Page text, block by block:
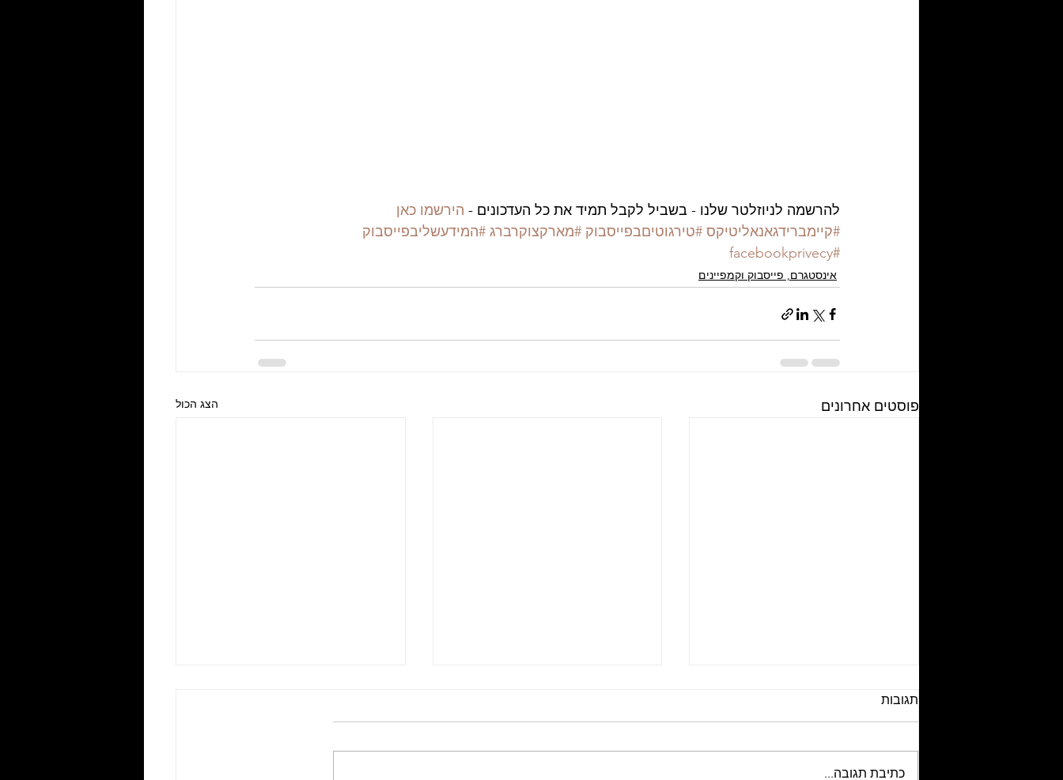
להרשמה לניוזלטר שלנו - בשביל לקבל תמיד את כל העדכונים - הירשמו כאן
#קיימברידגאנאליטיקס #טירגוטיםבפייסבוק #מארקצוקרברג #המידעשליבפייסבוק
#facebookprivecy
אינסטגרם, פייסבוק וקמפיינים
פוסטים אחרונים הצג הכול
תגובות
כתיבת תגובה...